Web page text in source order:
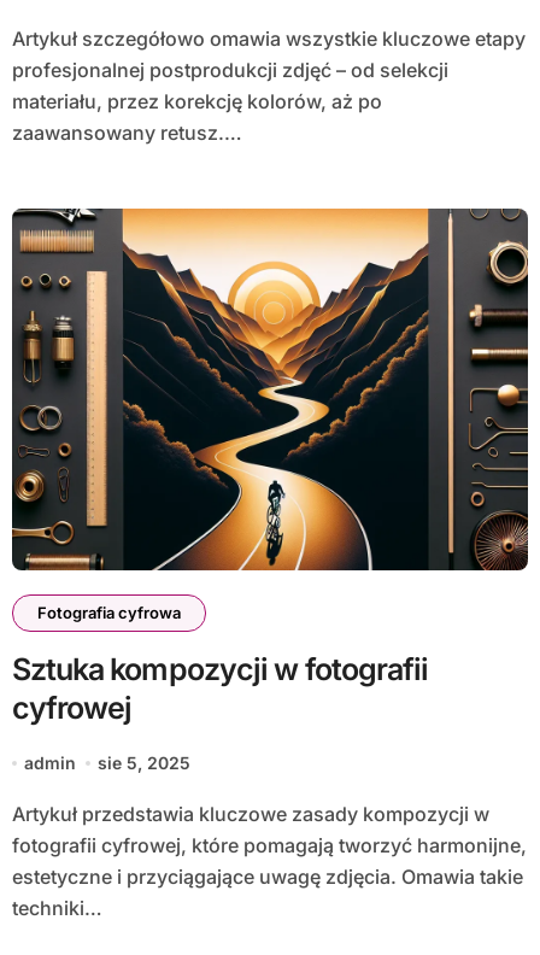
Artykuł szczegółowo omawia wszystkie kluczowe etapy
profesjonalnej postprodukcji zdjęć – od selekcji
materiału, przez korekcję kolorów, aż po
zaawansowany retusz.…
Fotografia cyfrowa
Sztuka kompozycji w fotografii
cyfrowej
admin sie 5, 2025
Artykuł przedstawia kluczowe zasady kompozycji w
fotografii cyfrowej, które pomagają tworzyć harmonijne,
estetyczne i przyciągające uwagę zdjęcia. Omawia takie
techniki…